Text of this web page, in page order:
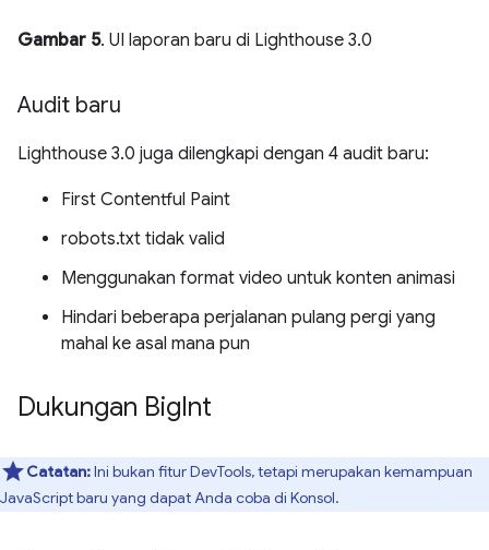
Gambar 5. UI laporan baru di Lighthouse 3.0
Audit baru
Lighthouse 3.0 juga dilengkapi dengan 4 audit baru:
First Contentful Paint
robots.txt tidak valid
Menggunakan format video untuk konten animasi
Hindari beberapa perjalanan pulang pergi yang
mahal ke asal mana pun
Dukungan BigInt
Catatan:Ini bukan fitur DevTools, tetapi merupakan kemampuan
JavaScript baru yang dapat Anda coba di Konsol.